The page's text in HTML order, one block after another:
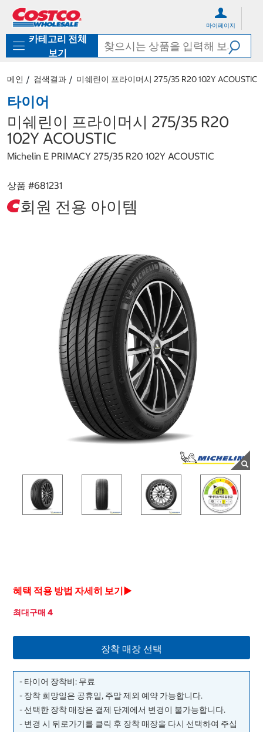
로
기
가
마이페이지
카테고리 전체
보기
메인 검색결과 미쉐린이 프라이머시 275/35 R20 102Y ACOUSTIC
타이어
미쉐린이 프라이머시 275/35 R20
102Y ACOUSTIC
Michelin E PRIMACY 275/35 R20 102Y ACOUSTIC
상품 #681231
회원 전용 아이템
혜택 적용 방법 자세히 보기▶
최대구매 4
장착 매장 선택
- 타이어 장착비: 무료
- 장착 희망일은 공휴일, 주말 제외 예약 가능합니다.
- 선택한 장착 매장은 결제 단계에서 변경이 불가능합니다.
- 변경 시 뒤로가기를 클릭 후 장착 매장을 다시 선택하여 주십